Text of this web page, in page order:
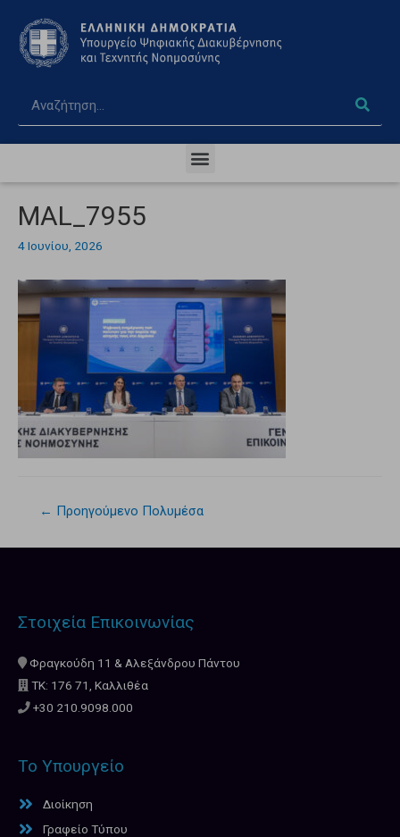
MAL_7955
4 Ιουνίου, 2026
← Προηγούμενο Πολυμέσα
Στοιχεία Επικοινωνίας
Φραγκούδη 11 & Αλεξάνδρου Πάντου
ΤΚ: 176 71, Καλλιθέα
+30 210.9098.000
Το Υπουργείο
Διοίκηση
Γραφείο Τύπου